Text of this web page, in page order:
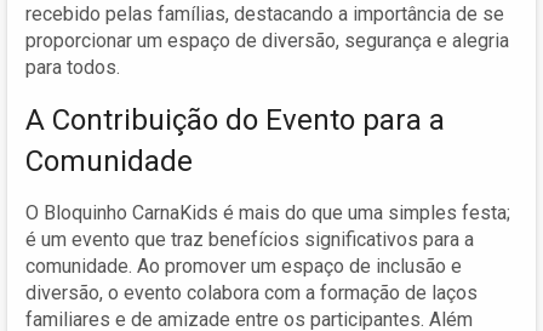
recebido pelas famílias, destacando a importância de se
proporcionar um espaço de diversão, segurança e alegria
para todos.
A Contribuição do Evento para a
Comunidade
O Bloquinho CarnaKids é mais do que uma simples festa;
é um evento que traz benefícios significativos para a
comunidade. Ao promover um espaço de inclusão e
diversão, o evento colabora com a formação de laços
familiares e de amizade entre os participantes. Além